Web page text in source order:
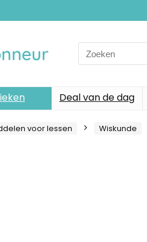
Search
for:
Deal van de dag
voor lessen Wiskunde